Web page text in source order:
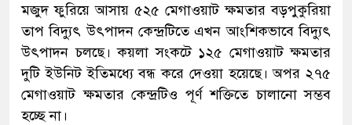
মজুদ ফুরিয়ে আসায় ৫২৫ মেগাওয়াট ক্ষমতার বড়পুকুরিয়া
তাপ বিদ্যুৎ উৎপাদন কেন্দ্রটিতে এখন আংশিকভাবে বিদ্যুৎ
উৎপাদন চলছে। কয়লা সংকটে ১২৫ মেগাওয়াট ক্ষমতার
দুটি ইউনিট ইতিমধ্যে বন্ধ করে দেওয়া হয়েছে। অপর ২৭৫
মেগাওয়াট ক্ষমতার কেন্দ্রটিও পূর্ণ শক্তিতে চালানো সম্ভব
হচ্ছে না।